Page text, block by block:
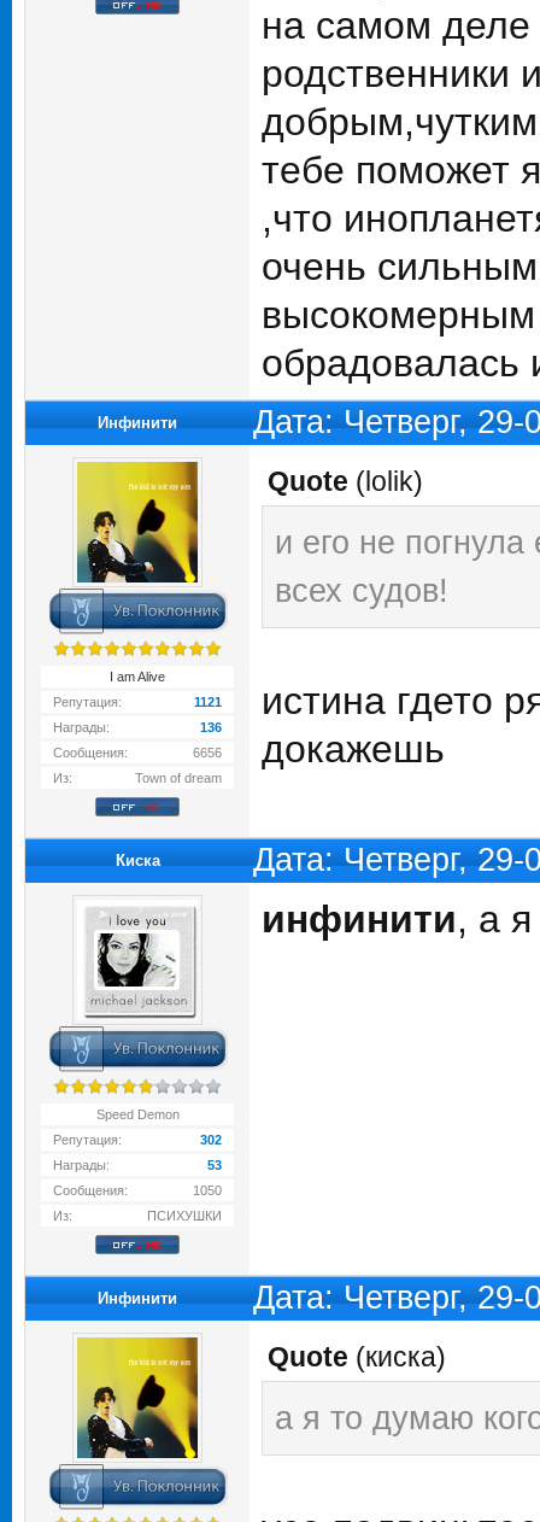
на самом деле
родственники
тебе поможет
,что
очень
высокомерным
обрадовалась
Инфинити Дата: Четверг,
I am Alive
Репутация:
1121
Награды:
136
Сообщения:
6656
Из:
Town of dream
Quote (lolik)
и его не
всех судов!
истина гдето
докажешь
Киска Дата: Четверг,
Speed Demon
Репутация:
302
Награды:
53
Сообщения:
1050
Из:
ПСИХУШКИ
инфинити, а
Инфинити Дата: Четверг,
Quote (киска)
а я то думаю